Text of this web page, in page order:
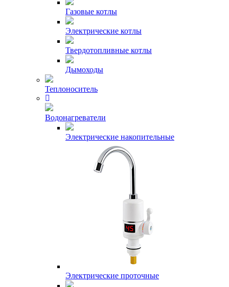
Газовые котлы
Электрические котлы
Твердотопливные котлы
Дымоходы
Теплоноситель
Водонагреватели
Электрические накопительные
Электрические проточные